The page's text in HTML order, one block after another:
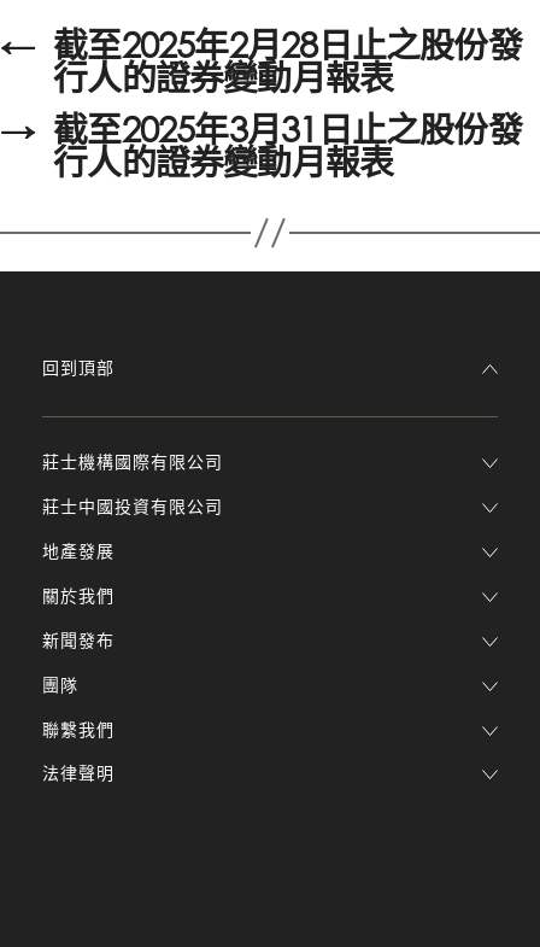
← 截至2025年2月28日止之股份發
行人的證券變動月報表
→ 截至2025年3月31日止之股份發
行人的證券變動月報表
莊士機構國際有限公司
莊士中國投資有限公司
地產發展
關於我們
新聞發布
團隊
回到頂部
聯繫我們
法律聲明